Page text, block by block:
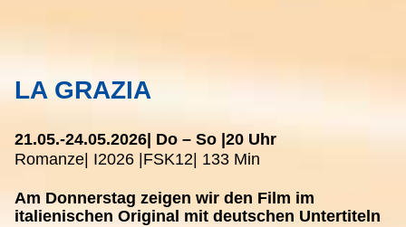
LA GRAZIA
21.05.-24.05.2026 | Do – So | 20 Uhr
Romanze | I2026 | FSK12 | 133 Min
Am Donnerstag zeigen wir den Film im
italienischen Original mit deutschen Untertiteln